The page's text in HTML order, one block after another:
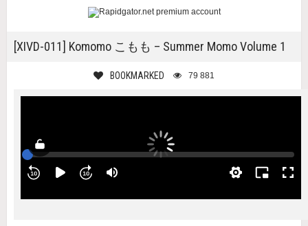
[XIVD-011] Komomo こもも – Summer Momo Volume 1
BOOKMARKED 79 881